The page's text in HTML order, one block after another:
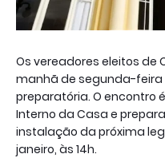
Os vereadores eleitos de
manhã de segunda-
preparatória. O encontro
Interno da Casa e
instalação da próxima
janeiro, às 14h.